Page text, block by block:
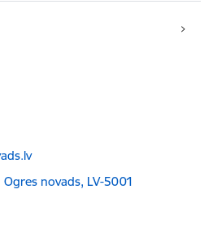
novads, LV-5001